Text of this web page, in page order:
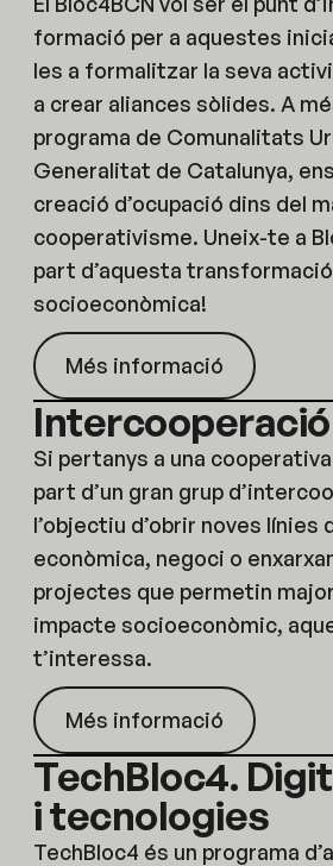
formació per a aquestes
les a formalitzar la seva
a crear aliances sòlides. A
programa de Comunalitats
Generalitat de Catalunya,
creació d’ocupació dins del
cooperativisme. Uneix-te a
part d’aquesta transformació
socioeconòmica!
Més informació
Si pertanys a una
part d’un gran grup
l’objectiu d’obrir noves línies
econòmica, negoci o
projectes que permetin
impacte socioeconòmic,
t’interessa.
Més informació
TechBloc4.
i tecnologies
TechBloc4 és un programa